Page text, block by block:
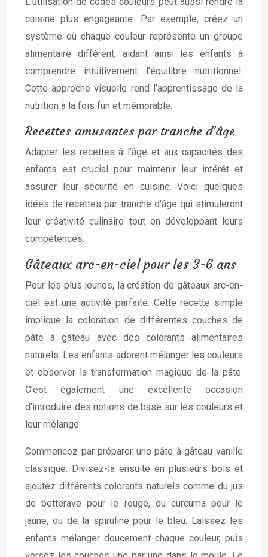
cuisine plus engageante. Par exemple, créez un
système où chaque couleur représente un groupe
alimentaire différent, aidant ainsi les enfants à
comprendre intuitivement l’équilibre nutritionnel.
Cette approche visuelle rend l’apprentissage de la
nutrition à la fois fun et mémorable.
Recettes amusantes par tranche d’âge
Adapter les recettes à l’âge et aux capacités des
enfants est crucial pour maintenir leur intérêt et
assurer leur sécurité en cuisine. Voici quelques
idées de recettes par tranche d’âge qui stimuleront
leur créativité culinaire tout en développant leurs
compétences.
Gâteaux arc-en-ciel pour les 3-6 ans
Pour les plus jeunes, la création de gâteaux arc-en-
ciel est une activité parfaite. Cette recette simple
implique la coloration de différentes couches de
pâte à gâteau avec des colorants alimentaires
naturels. Les enfants adorent mélanger les couleurs
et observer la transformation magique de la pâte.
C’est également une excellente occasion
d’introduire des notions de base sur les couleurs et
leur mélange.
Commencez par préparer une pâte à gâteau vanille
classique. Divisez-la ensuite en plusieurs bols et
ajoutez différents colorants naturels comme du jus
de betterave pour le rouge, du curcuma pour le
jaune, ou de la spiruline pour le bleu. Laissez les
enfants mélanger doucement chaque couleur, puis